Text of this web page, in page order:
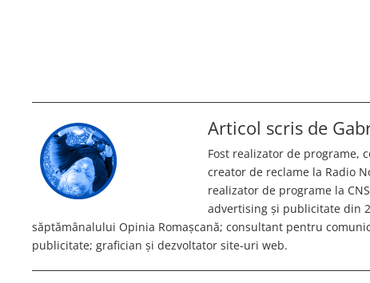
Articol scris de
Fost realizator de programe,
creator de reclame la Radio
realizator de programe la
advertising și publicitate din
săptămânalului Opinia Romașcană; consultant pentru
publicitate; grafician și dezvoltator site-uri web.